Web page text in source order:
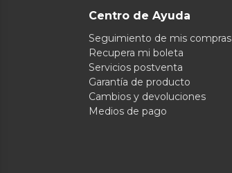
Centro de Ayuda
Seguimiento de mis compras
Recupera mi boleta
Servicios postventa
Garantía de producto
Cambios y devoluciones
Medios de pago